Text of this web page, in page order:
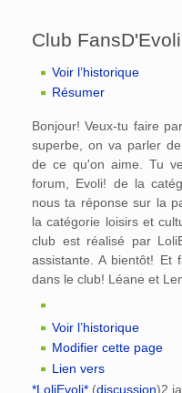
Club FansD'Evoli
Voir l’historique
Résumer
Bonjour! Veux-tu faire
superbe, on va parler
de ce qu'on aime. Tu
forum, Evoli! de la
nous ta réponse sur la
la catégorie loisirs et
club est réalisé par
assistante. A bientôt!
dans le club! Léane et
Voir l’historique
Modifier cette page
Lien vers
*LoliEvoli* (discussion)2